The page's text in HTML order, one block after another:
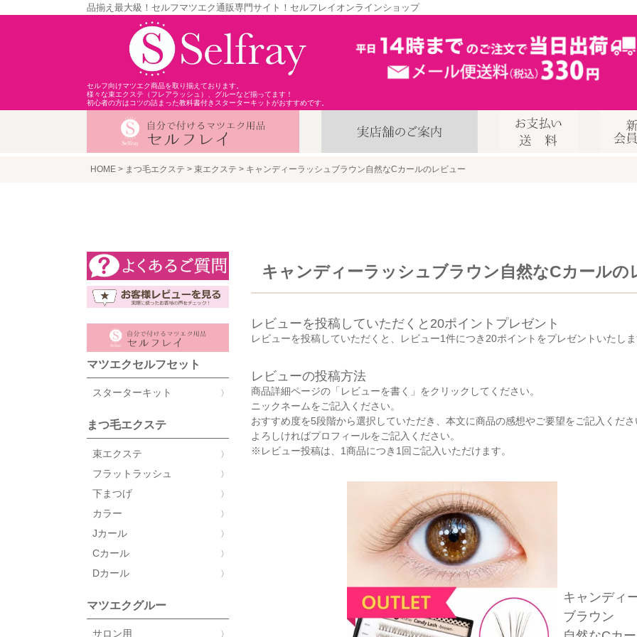
品揃え最大級！セルフマツエク通販専門サイト！セルフレイオンラインショップ
セルフ向けマツエク商品を取り揃えております。
様々な束エクステ（フレアラッシュ）、グルーなど揃ってます！
初心者の方はコツの詰まった教科書付きスターターキットがおすすめです。
HOME まつ毛エクステ 束エクステ キャンディーラッシュブラウン自然なCカールのレビュー
マツエクセルフセット
スターターキット
まつ毛エクステ
束エクステ
フラットラッシュ
下まつげ
カラー
Jカール
Cカール
Dカール
マツエクグルー
サロン用
キャンディーラッシュブラウン自然なCカールの
レビューを投稿していただくと20ポイントプレゼント
レビューを投稿していただくと、レビュー1件につき20ポイントをプレゼントいたしま
レビューの投稿方法
商品詳細ページの「レビューを書く」をクリックしてください。
ニックネームをご記入ください。
おすすめ度を5段階から選択していただき、本文に商品の感想やご要望をご記入くださ
よろしければプロフィールをご記入ください。
※レビュー投稿は、1商品につき1回ご記入いただけます。
キャンディ
ブラウン